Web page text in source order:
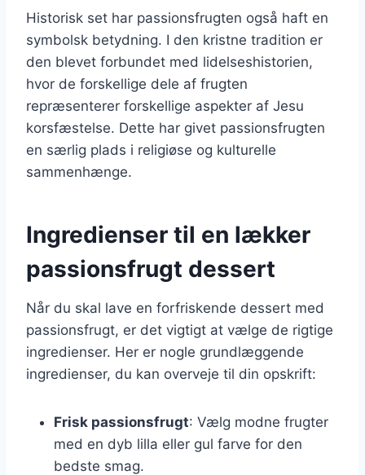
Historisk set har passionsfrugten også haft en
symbolsk betydning. I den kristne tradition er
den blevet forbundet med lidelseshistorien,
hvor de forskellige dele af frugten
repræsenterer forskellige aspekter af Jesu
korsfæstelse. Dette har givet passionsfrugten
en særlig plads i religiøse og kulturelle
sammenhænge.
Ingredienser til en lækker
passionsfrugt dessert
Når du skal lave en forfriskende dessert med
passionsfrugt, er det vigtigt at vælge de rigtige
ingredienser. Her er nogle grundlæggende
ingredienser, du kan overveje til din opskrift:
Frisk passionsfrugt: Vælg modne frugter
med en dyb lilla eller gul farve for den
bedste smag.